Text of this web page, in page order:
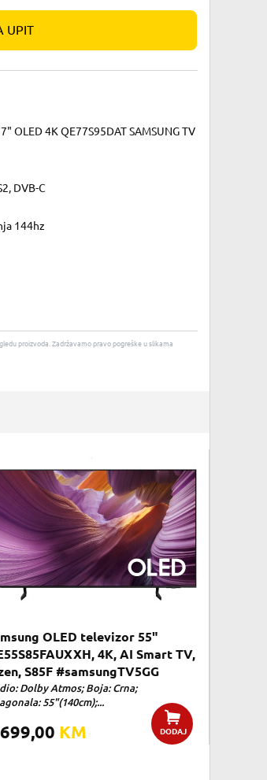
UPIT
OLED 4K QE77S95DAT SAMSUNG TV
DVB-C
144hz
proizvoda. Zadržavamo pravo pogreške u slikama
OLED televizor 55"
4K, AI Smart TV,
S85F #samsungTV5GG
Dolby Atmos; Boja: Crna;
55"(140cm);...
KM DODAJ